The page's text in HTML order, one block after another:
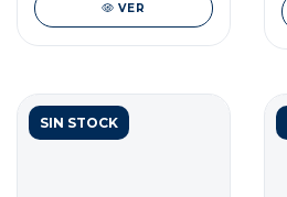
VER
SIN STOCK